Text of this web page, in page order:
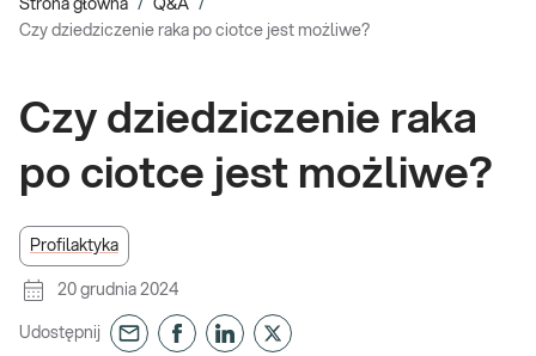
Strona główna / Q&A /
Czy dziedziczenie raka po ciotce jest możliwe?
Czy dziedziczenie raka
po ciotce jest możliwe?
Profilaktyka
20 grudnia 2024
Udostępnij